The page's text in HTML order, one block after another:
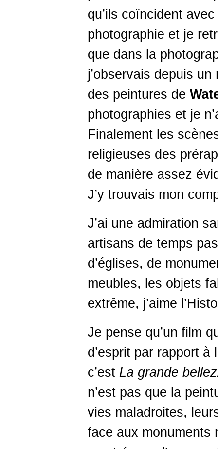
qu’ils coïncident
photographie et je
que dans la
j’observais depuis
des peintures de
photographies et je
Finalement les
religieuses des
de manière assez
J’y trouvais mon
J’ai une admiration
artisans de temps
d’églises, de
meubles, les objets
extrême, j’aime
Je pense qu’un film
d’esprit par rapport
c’est La grande
n’est pas que la
vies maladroites,
face aux monuments